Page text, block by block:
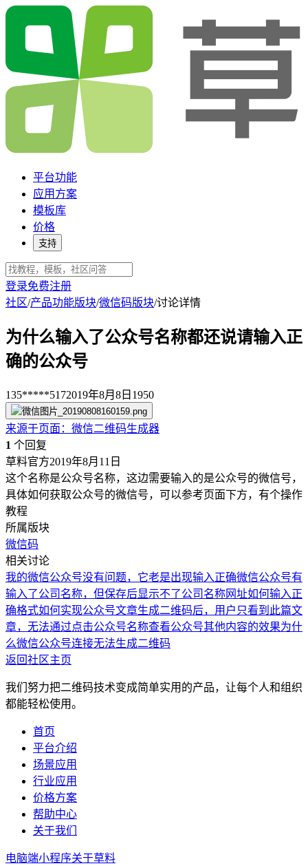
平台功能
应用方案
模板库
价格
支持
登录免费注册
社区/产品功能版块/微信码版块/讨论详情
为什么输入了公众号名称都还说请输入正
确的公众号
135*****5172019年8月8日 1950
来源于页面 ： 微信二维码生成器
1 个回复
草料官方2019年8月11日
这个名称是公众号名称，这边需要输入的是公众号的微信号，
具体如何获取公众号的微信号，可以参考页面下方，有个操作
教程
所属版块
微信码
相关讨论
我的微信公众号没有问题，它老是出现输入正确微信公众号有
输入了公司名称，但保存后显示不了公司名称网址如何输入正
确格式如何实现公众号文章生成二维码后，用户只看到此篇文
章，无法通过点击公众号名称查看公众号其他内容的效果为什
么微信公众号连接无法生成二维码
返回社区主页
我们努力把二维码技术变成简单实用的产品，让每个人和组织
都能轻松使用。
首页
平台介绍
场景应用
行业应用
价格方案
帮助中心
关于我们
电脑端小程序关于草料